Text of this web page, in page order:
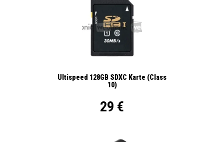
Ultispeed 128GB SDXC Karte (Class
10)
29 €